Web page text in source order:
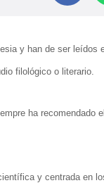
y han de ser
filológico o literario.
ha recomendado
y centrada en